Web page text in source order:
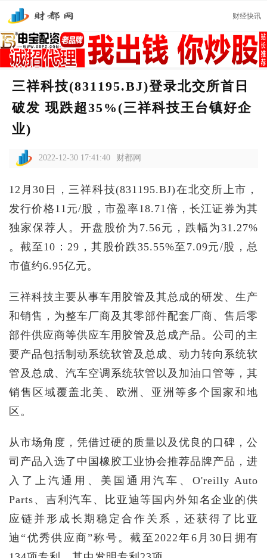
财经快讯
三祥科技(831195.BJ)登录北交所首日
破发 现跌超35%(三祥科技王台镇好企
业)
2022-12-30 17:41:40 财都网
12月30日，三祥科技(831195.BJ)在北交所上市，
发行价格11元/股，市盈率18.71倍，长江证券为其
独家保荐人。开盘股价为7.56元，跌幅为31.27%
。截至10：29，其股价跌35.55%至7.09元/股，总
市值约6.95亿元。
三祥科技主要从事车用胶管及其总成的研发、生产
和销售，为整车厂商及其零部件配套厂商、售后零
部件供应商等供应车用胶管及总成产品。公司的主
要产品包括制动系统软管及总成、动力转向系统软
管及总成、汽车空调系统软管以及加油口管等，其
销售区域覆盖北美、欧洲、亚洲等多个国家和地
区。
从市场角度，凭借过硬的质量以及优良的口碑，公
司产品入选了中国橡胶工业协会推荐品牌产品，进
入了上汽通用、美国通用汽车、O'reilly Auto
Parts、吉利汽车、比亚迪等国内外知名企业的供
应链并形成长期稳定合作关系，还获得了比亚
迪“优秀供应商”称号。截至2022年6月30日拥有